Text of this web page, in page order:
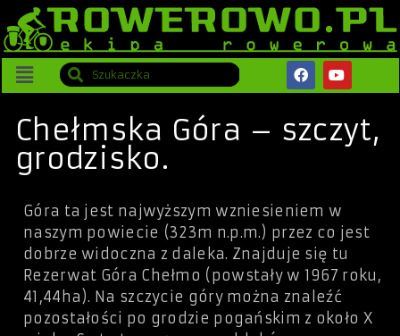
Chełmska Góra – szczyt,
grodzisko.
Góra ta jest najwyższym wzniesieniem w
naszym powiecie (323m n.p.m.) przez co jest
dobrze widoczna z daleka. Znajduje się tu
Rezerwat Góra Chełmo (powstały w 1967 roku,
41,44ha). Na szczycie góry można znaleźć
pozostałości po grodzie pogańskim z około X